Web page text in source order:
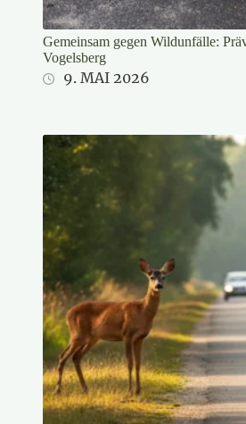
Gemeinsam gegen Wildunfälle:
Vogelsberg
9. MAI 2026